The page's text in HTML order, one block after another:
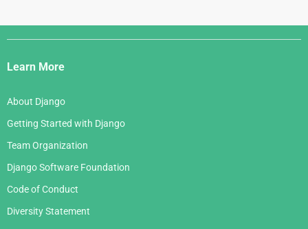
Django
Links
Learn More
About Django
Getting Started with Django
Team Organization
Django Software Foundation
Code of Conduct
Diversity Statement